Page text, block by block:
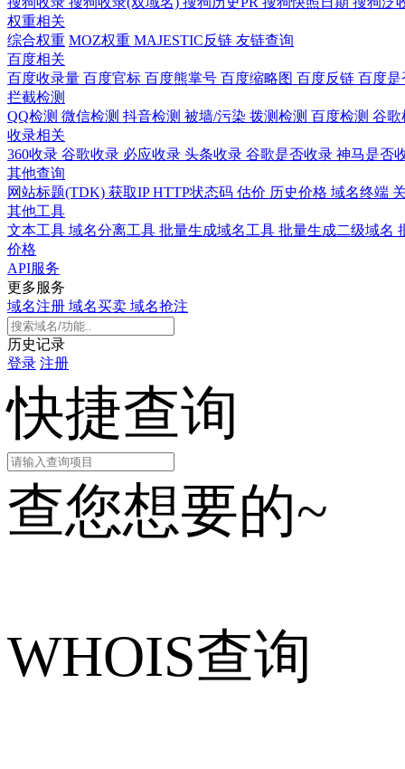
权重相关
综合权重 MOZ权重 MAJESTIC反链 友链查询
百度相关
百度收录量 百度官标 百度熊掌号 百度缩略图 百度反链 百度
拦截检测
QQ检测 微信检测 抖音检测 被墙/污染 拨测检测 百度检测 谷
收录相关
360收录 谷歌收录 必应收录 头条收录 谷歌是否收录 神马是否
其他查询
网站标题(TDK) 获取IPHTTP状态码 估价 历史价格 域名终端
其他工具
文本工具 域名分离工具 批量生成域名工具 批量生成二级域名
价格
API服务
更多服务
域名注册 域名买卖 域名抢注
历史记录
登录 注册
快捷查询
查您想要的~
WHOIS查询